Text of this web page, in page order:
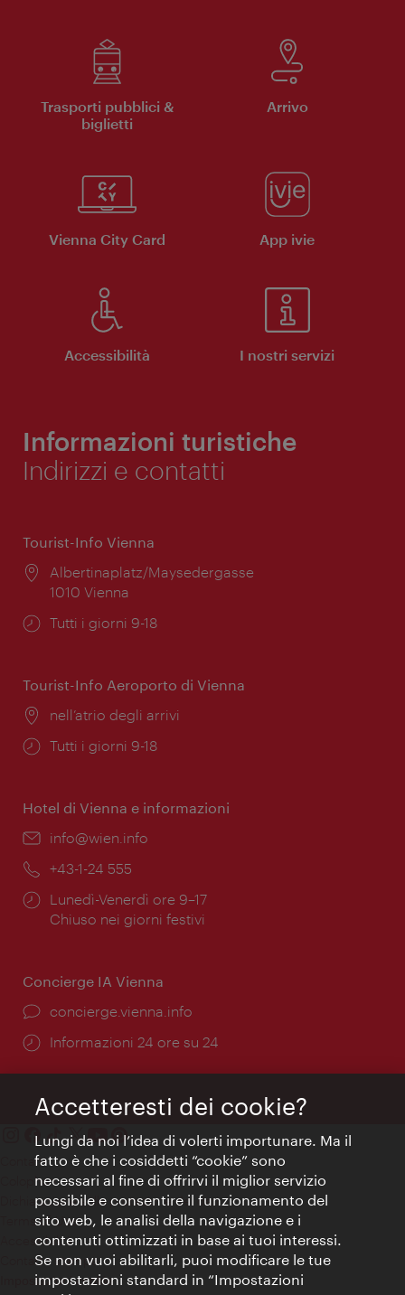
Trasporti pubblici &
biglietti
Arrivo
Vienna City Card App ivie
Accessibilità I nostri servizi
Informazioni turistiche
Indirizzi e contatti
Tourist-Info Vienna
Posizione:
Albertinaplatz/Maysedergasse
1010 Vienna
Orari
Tutti i giorni 9-18
Tourist-Info Aeroporto di Vienna
Posizione:
nell’atrio degli arrivi
Orari
Tutti i giorni 9-18
Hotel di Vienna e informazioni
Email:
info@wien.info
Telefono:
+43-1-24 555
Orari
di
Lunedì-Venerdì ore 9–17
Chiuso nei giorni festivi
Concierge IA Vienna
Ort:
concierge.vienna.info
Öffnungszeiten:
Informazioni 24 ore su 24
Contatti
Colophon
Dichiarazione sulla protezione dei dati
Terms of Use
Accessibilità
Contatto stampa
Impostazioni cookie
Accetteresti dei cookie?
Lungi da noi l’idea di volerti importunare. Ma il
fatto è che i cosiddetti “cookie” sono
necessari al fine di offrirvi il miglior servizio
possibile e consentire il funzionamento del
sito web, le analisi della navigazione e i
contenuti ottimizzati in base ai tuoi interessi.
Se non vuoi abilitarli, puoi modificare le tue
impostazioni standard in “Impostazioni